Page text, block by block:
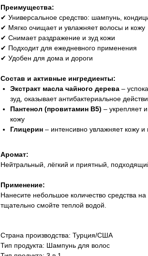
Преимущества:
✔ Универсальное средство: шампунь,
✔ Мягко очищает и увлажняет волосы и кожу
✔ Снимает раздражение и зуд кожи
✔ Подходит для ежедневного применения
✔ Удобен для дома и дороги
Состав и активные ингредиенты:
Экстракт масла чайного дерева –
зуд, оказывает антибактериальное
Пантенол (провитамин B5) – укрепляет
кожу
Глицерин – интенсивно увлажняет кожу
Аромат:
Нейтральный, лёгкий и приятный,
Применение:
Нанесите небольшое количество средства
тщательно смойте теплой водой.
Страна производства: Турция/США
Тип продукта: Шампунь для волос